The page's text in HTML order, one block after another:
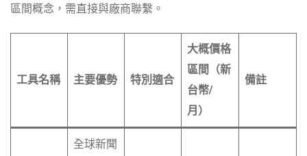
區間概念，需直接與廠商聯繫。
工具名稱 主要優勢 特別適合
大概價格
區間（新
台幣/
月）
備註
全球新聞